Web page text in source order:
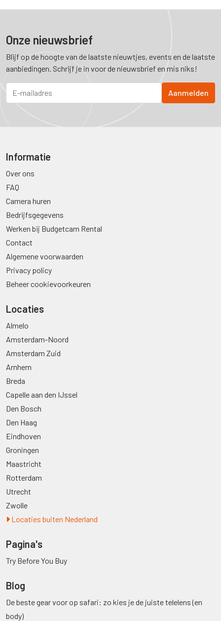
Onze nieuwsbrief
Blijf op de hoogte van de laatste nieuwtjes, events en de laatste
aanbiedingen. Schrijf je in voor de nieuwsbrief en mis niks!
Informatie
Over ons
FAQ
Camera huren
Bedrijfsgegevens
Werken bij Budgetcam Rental
Contact
Algemene voorwaarden
Privacy policy
Beheer cookievoorkeuren
Locaties
Almelo
Amsterdam-Noord
Amsterdam Zuid
Arnhem
Breda
Capelle aan den IJssel
Den Bosch
Den Haag
Eindhoven
Groningen
Maastricht
Rotterdam
Utrecht
Zwolle
Locaties buiten Nederland
Pagina's
Try Before You Buy
Blog
De beste gear voor op safari: zo kies je de juiste telelens (en
body)